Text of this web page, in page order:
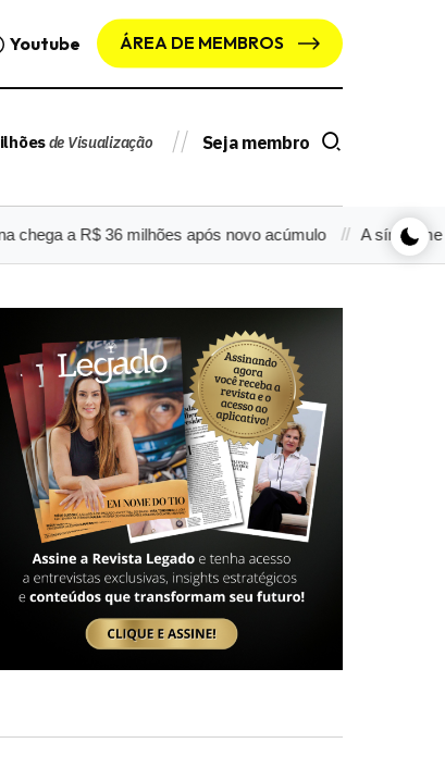
Youtube ÁREA DE MEMBROS
de Visualização Seja membro
a R$ 36 milhões após novo acúmulo A síndrome do